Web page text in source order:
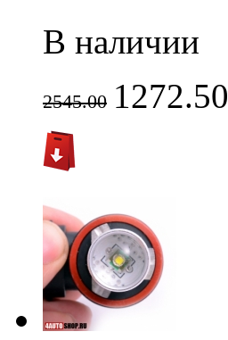
В наличии
2545.00 1272.50